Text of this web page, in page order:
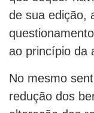
de sua edição,
ao princípio da
No mesmo
redução dos